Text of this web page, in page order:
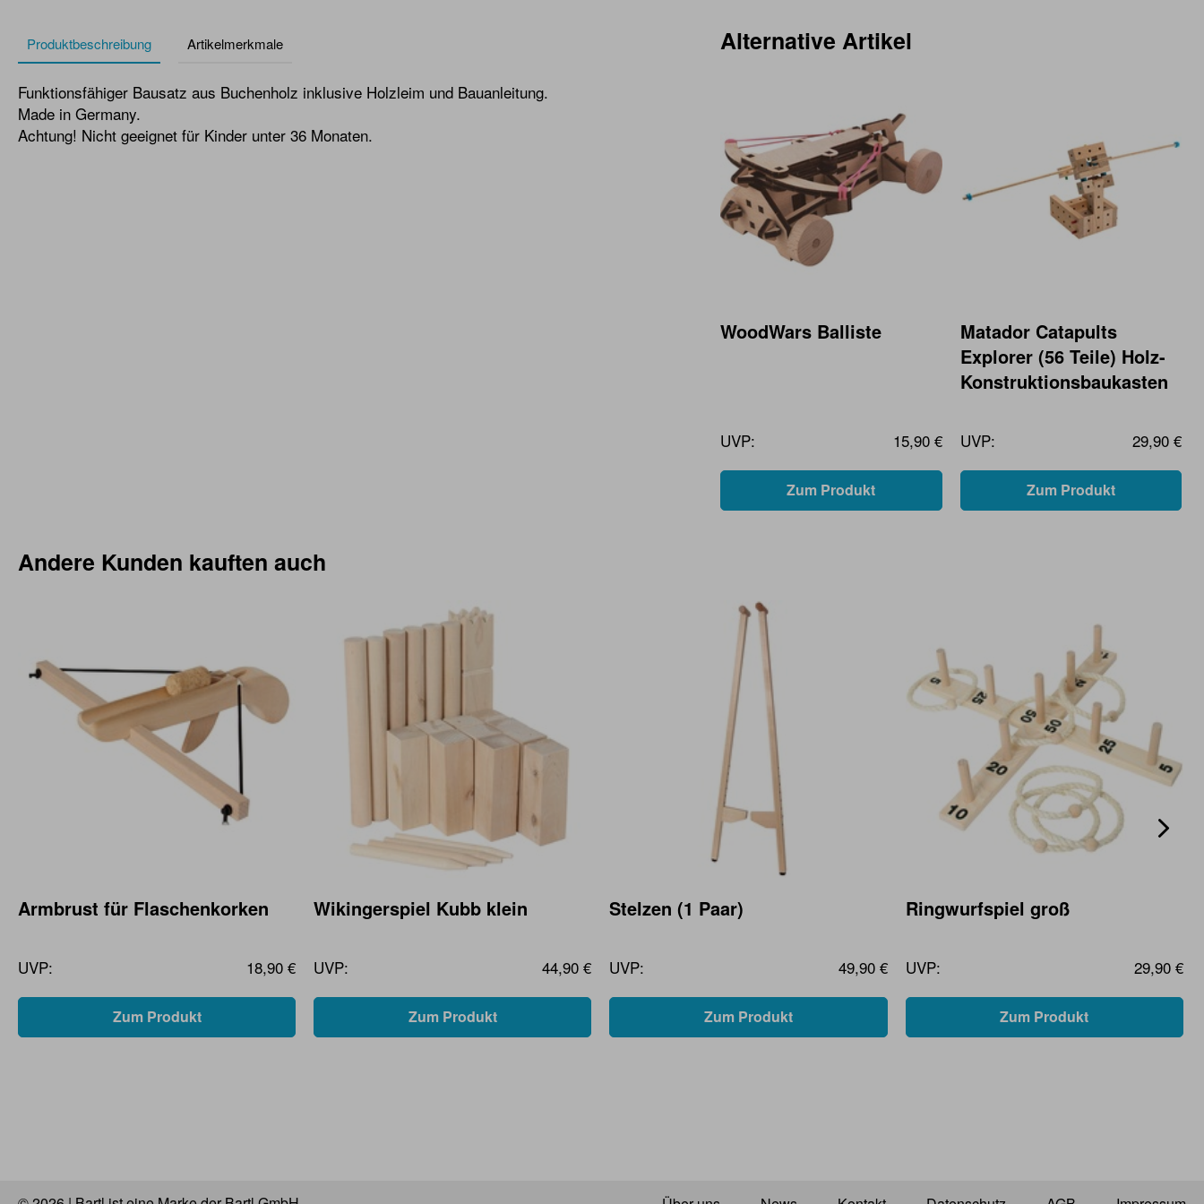
Produktbeschreibung Artikelmerkmale
Funktionsfähiger Bausatz aus Buchenholz inklusive Holzleim und Bauanleitung.
Made in Germany.
Achtung! Nicht geeignet für Kinder unter 36 Monaten.
Alternative Artikel
WoodWars Balliste
UVP: 15,90 €
Zum Produkt
Matador Catapults
Explorer (56 Teile) Holz-
Konstruktionsbaukasten
UVP: 29,90 €
Zum Produkt
Andere Kunden kauften auch
Armbrust für Flaschenkorken
UVP: 18,90 €
Zum Produkt
Wikingerspiel Kubb klein
UVP: 44,90 €
Zum Produkt
Stelzen (1 Paar)
UVP: 49,90 €
Zum Produkt
Ringwurfspiel groß
UVP: 29,90 €
Zum Produkt